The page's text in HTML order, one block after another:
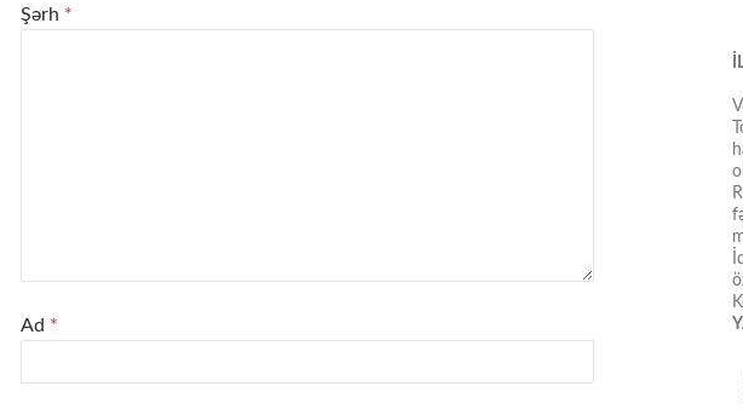
Şərh *
Ad *